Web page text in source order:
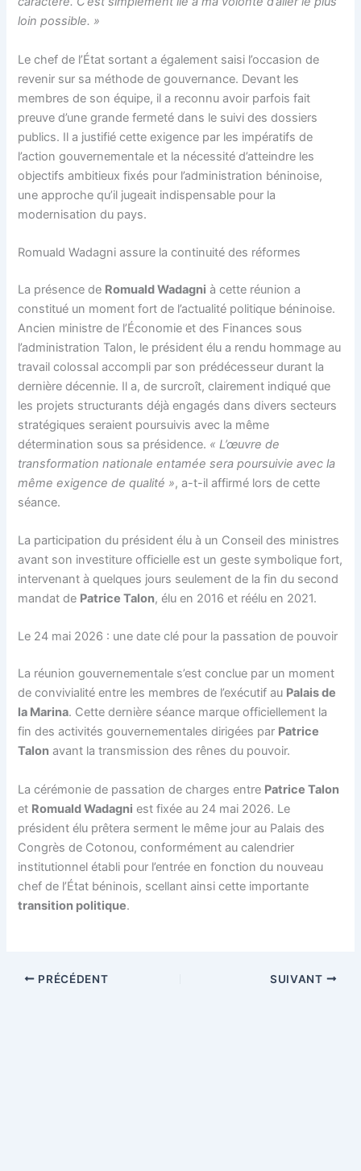
loin possible. »
Le chef de l’État sortant a également saisi l’occasion de
revenir sur sa méthode de gouvernance. Devant les
membres de son équipe, il a reconnu avoir parfois fait
preuve d’une grande fermeté dans le suivi des dossiers
publics. Il a justifié cette exigence par les impératifs de
l’action gouvernementale et la nécessité d’atteindre les
objectifs ambitieux fixés pour l’administration béninoise,
une approche qu’il jugeait indispensable pour la
modernisation du pays.
Romuald Wadagni assure la continuité des réformes
La présence de Romuald Wadagni à cette réunion a
constitué un moment fort de l’actualité politique béninoise.
Ancien ministre de l’Économie et des Finances sous
l’administration Talon, le président élu a rendu hommage au
travail colossal accompli par son prédécesseur durant la
dernière décennie. Il a, de surcroît, clairement indiqué que
les projets structurants déjà engagés dans divers secteurs
stratégiques seraient poursuivis avec la même
détermination sous sa présidence. « L’œuvre de
transformation nationale entamée sera poursuivie avec la
même exigence de qualité », a-t-il affirmé lors de cette
séance.
La participation du président élu à un Conseil des ministres
avant son investiture officielle est un geste symbolique fort,
intervenant à quelques jours seulement de la fin du second
mandat de Patrice Talon, élu en 2016 et réélu en 2021.
Le 24 mai 2026 : une date clé pour la passation de pouvoir
La réunion gouvernementale s’est conclue par un moment
de convivialité entre les membres de l’exécutif au Palais de
la Marina. Cette dernière séance marque officiellement la
fin des activités gouvernementales dirigées par Patrice
Talon avant la transmission des rênes du pouvoir.
La cérémonie de passation de charges entre Patrice Talon
et Romuald Wadagni est fixée au 24 mai 2026. Le
président élu prêtera serment le même jour au Palais des
Congrès de Cotonou, conformément au calendrier
institutionnel établi pour l’entrée en fonction du nouveau
chef de l’État béninois, scellant ainsi cette importante
transition politique.
PRÉCÉDENT SUIVANT